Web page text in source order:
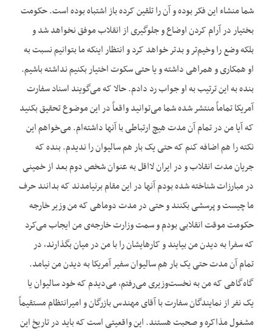
شما منشاء این فکر بوده و آن را تلقین کرده باز اشتباه بوده است. حکومت
بختیار در آرام کردن اوضاع و جلوگیری از انقلاب موفق نخواهد شد و
بلکه وضع را وخیم‌‌تر و بدتر خواهد کرد و انتظار اینکه ما بتوانیم نسبت به
او همکاری و همراهی داشته و یا حتی سکوت اختیار بکنیم نداشته باشیم.
بنده به این ترتیب به او جواب رد دادم. حالا که می‌‌گویند اسناد سفارت
آمریکا تماماً منتشر شده شما می‌‌توانید واقعاً در این موضوع تحقیق بکنید
که آیا من در تمام آن مدت هیچ ارتباطی با آنها داشته‌‌ام. می‌‌خواهم این
نکته را هم اضافه کنم که حتی یک بار هم سالیوان را ندیدم. بنده که
جریان مدت انقلاب و در ایران لااقل به عنوان شخص دوم بعد از خمینی
در مبارزات شناخته شده بودم آنها در این مقام برنیامدند که بدانند حرف
ما چیست و پرسشی بکنند و حتی در مدت دوماهی که من وزیر خارجه
حکومت موقت انقلابی بودم و سمت وزارت خارجه‌‌ی من ایجاب می‌‌کرد
که سفرا به دیدن من بیایند و کارهایشان را با من در میان بگذارند، در
تمام آن مدت حتی یک بار هم سالیوان سفیر آمریکا به دیدن من نیامد.
گاه‌‌گاهی که من به نخست‌وزیری می‌‌رفتم، می‌‌دیدم که خود سالیوان یا
یک نفر از نمایندگان سفارت با آقای مهندس بازرگان و امیرانتظام مستقیماً
مشغول مذاکره و صحبت هستند. این واقعیتی است که باید در تاریخ این